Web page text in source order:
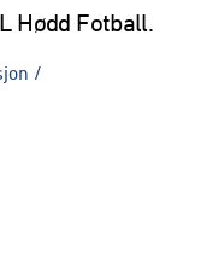
Hødd Fotball.
/